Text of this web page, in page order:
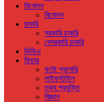
বিনোদন
বিনোদন
চাকরি
সরকারি চাকরি
বেসরকারি চাকরি
ভিডিও
ফিচার
ফটো গ্যালারি
লাইফস্টাইল
তথ্য প্রযুক্তি
বিজ্ঞান